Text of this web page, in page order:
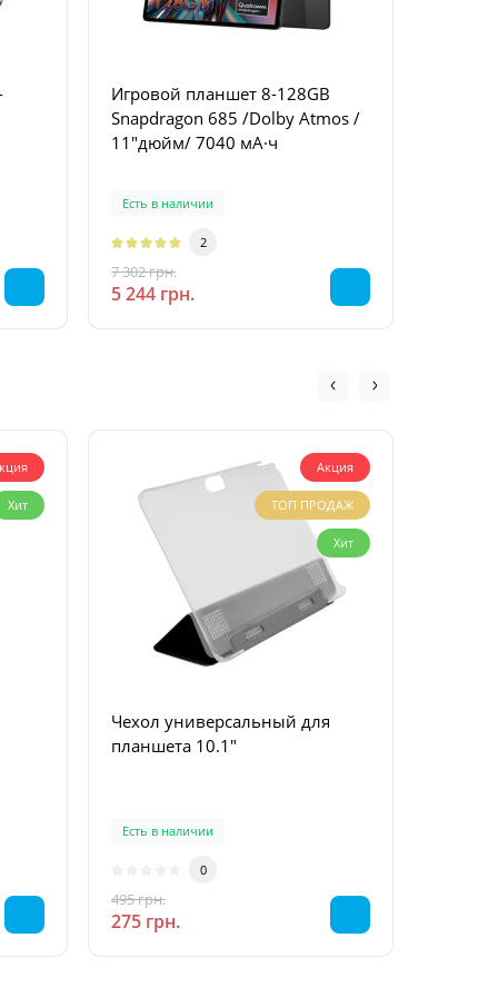
Игровой планшет 8-128GB
Snapdragon 685 /Dolby Atmos /
11"дюйм/ 7040 мА·ч
Есть в наличии
2
7 302 грн.
5 244 грн.
Хит
Акция
ТОП ПРОДАЖ
Хит
Чехол универсальный для
планшета 10.1"
Есть в наличии
0
495 грн.
275 грн.